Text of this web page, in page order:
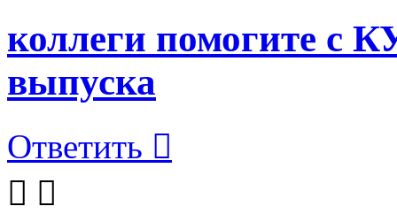
коллеги помогите с
выпуска
Ответить